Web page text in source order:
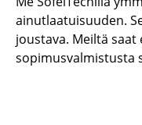
ainutlaatuisuuden.
joustava. Meiltä saat
sopimusvalmistusta